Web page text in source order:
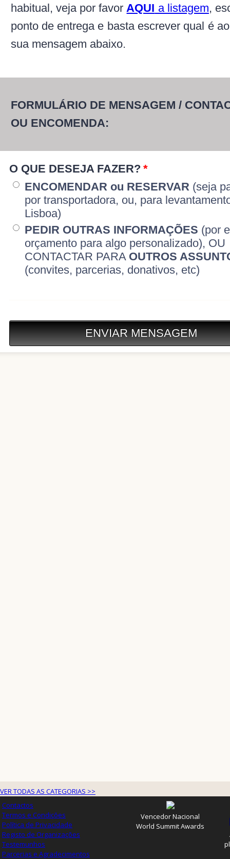
VER TODAS AS CATEGORIAS >>
Contactos
Termos e Condições
Política de Privacidade
Registo de Organizações
Testemunhos
Parcerias e Agradecimentos
Vencedor Nacional
World Summit Awards